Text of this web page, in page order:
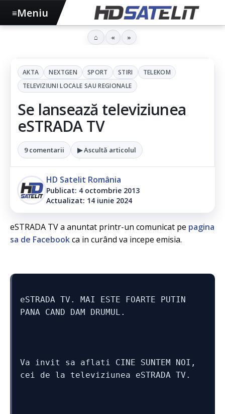
AKTA NEXTGEN SPORT STIRI
TELEKOM
TELEVIZIUNI LOCALE SAU REGIONALE
Se lansează televiziunea
eSTRADA TV
9 comentarii ▶ Ascultă articolul
HD Satelit România
Publicat: 4 octombrie 2013
Actualizat: 14 iunie 2024
eSTRADA TV a anuntat printr-un comunicat pe pagina
sa de Facebookca in curând va incepe emisia.
eSTRADA TV. MAI ESTE FOARTE PUTIN
PANA CAND DAM DRUMUL.
Va invit sa aflati CINE SUNTEM NOI,
cei de la televiziunea eSTRADA TV.
≡Meniu
⌂ « »